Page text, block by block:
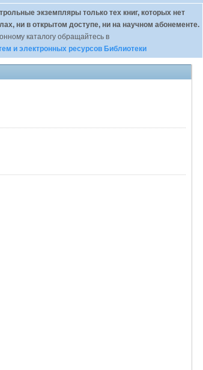
экземпляры только тех книг, которых нет
ни в открытом доступе, ни на научном абонементе.
каталогу обращайтесь в
и электронных ресурсов Библиотеки